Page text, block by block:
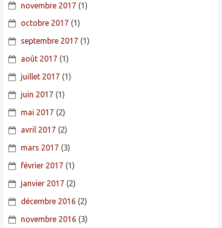
novembre 2017 (1)
octobre 2017 (1)
septembre 2017 (1)
août 2017 (1)
juillet 2017 (1)
juin 2017 (1)
mai 2017 (2)
avril 2017 (2)
mars 2017 (3)
février 2017 (1)
janvier 2017 (2)
décembre 2016 (2)
novembre 2016 (3)